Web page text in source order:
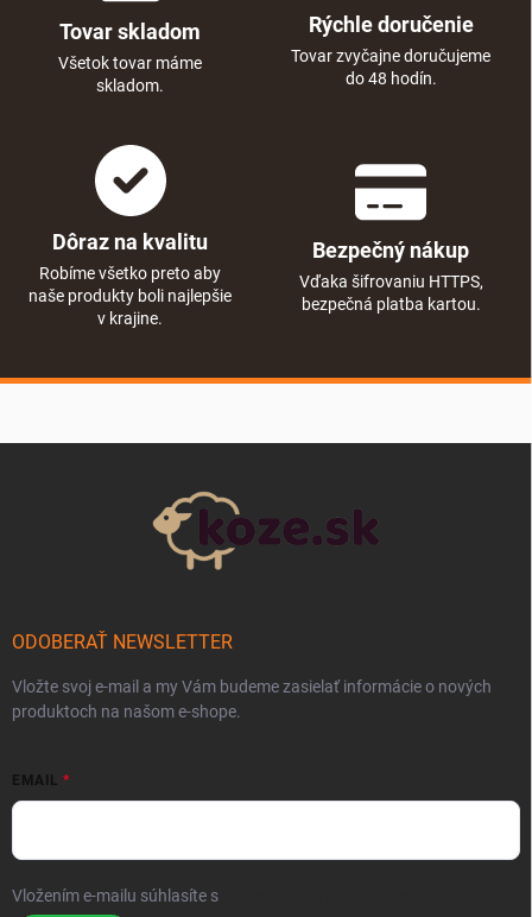
Tovar skladom
Všetok tovar máme
skladom.
Rýchle doručenie
Tovar zvyčajne doručujeme
do 48 hodín.
Dôraz na kvalitu
Robíme všetko preto aby
naše produkty boli najlepšie
v krajine.
Bezpečný nákup
Vďaka šifrovaniu HTTPS,
bezpečná platba kartou.
ODOBERAŤ NEWSLETTER
Vložte svoj e-mail a my Vám budeme zasielať informácie o nových
produktoch na našom e-shope.
EMAIL
Vložením e-mailu súhlasíte s